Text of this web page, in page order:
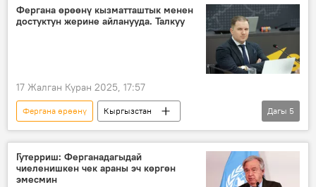
Камчыбек Ташиев
Манас шаары
Фергана өрөөнү кызматташтык менен
достуктун жерине айланууда. Талкуу
17 Жалган Куран 2025, 17:57
Фергана өрөөнү
Кыргызстан
Тажикстан
Өзбекстан
кызматташуу
достук
саммит
Дагы 5
Гутерриш: Ферганадагыдай
чиеленишкен чек араны эч көргөн
эмесмин